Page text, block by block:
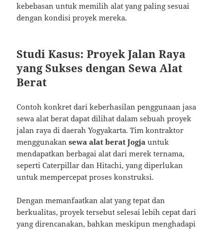
kebebasan untuk memilih alat yang paling sesuai
dengan kondisi proyek mereka.
Studi Kasus: Proyek Jalan Raya
yang Sukses dengan Sewa Alat
Berat
Contoh konkret dari keberhasilan penggunaan jasa
sewa alat berat dapat dilihat dalam sebuah proyek
jalan raya di daerah Yogyakarta. Tim kontraktor
menggunakansewa alat berat Jogja untuk
mendapatkan berbagai alat dari merek ternama,
seperti Caterpillar dan Hitachi, yang diperlukan
untuk mempercepat proses konstruksi.
Dengan memanfaatkan alat yang tepat dan
berkualitas, proyek tersebut selesai lebih cepat dari
yang direncanakan, bahkan meskipun menghadapi